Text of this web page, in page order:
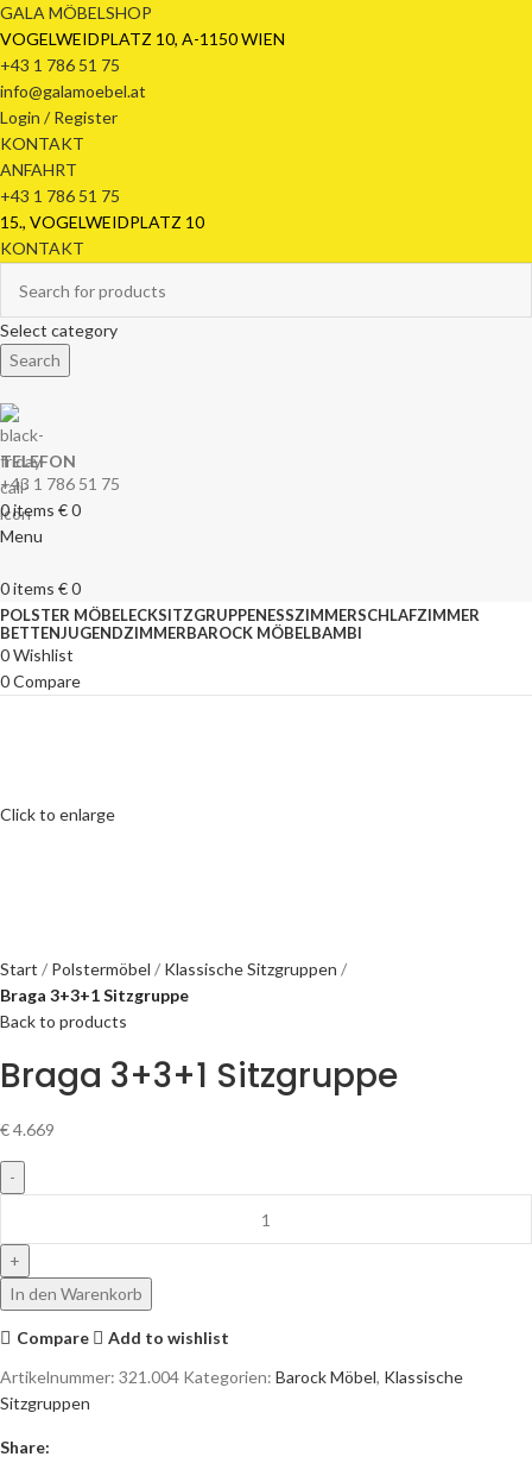
GALA MÖBELSHOP
VOGELWEIDPLATZ 10, A-1150 WIEN
+43 1 786 51 75
info@galamoebel.at
Login / Register
KONTAKT
ANFAHRT
+43 1 786 51 75
15., VOGELWEIDPLATZ 10
KONTAKT
Select category
Search
TELEFON
+43 1 786 51 75
0items €0
Menu
0items €0
POLSTER MÖBELECKSITZGRUPPENESSZIMMERSCHLAFZIMMER
BETTENJUGENDZIMMERBAROCK MÖBELBAMBI
0Wishlist
0Compare
Click to enlarge
Start Polstermöbel
Klassische Sitzgruppen
Braga 3+3+1 Sitzgruppe
Back to products
Braga 3+3+1 Sitzgruppe
€4.669
In den Warenkorb
Compare
Add to wishlist
Artikelnummer: 321.004 Kategorien: Barock Möbel, Klassische
Sitzgruppen
Share: